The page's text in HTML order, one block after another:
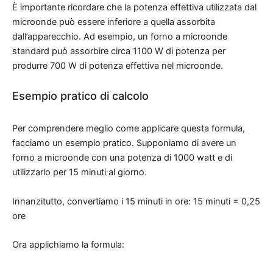
È importante ricordare che la potenza effettiva utilizzata dal
microonde può essere inferiore a quella assorbita
dall’apparecchio. Ad esempio, un forno a microonde
standard può assorbire circa 1100 W di potenza per
produrre 700 W di potenza effettiva nel microonde.
Esempio pratico di calcolo
Per comprendere meglio come applicare questa formula,
facciamo un esempio pratico. Supponiamo di avere un
forno a microonde con una potenza di 1000 watt e di
utilizzarlo per 15 minuti al giorno.
Innanzitutto, convertiamo i 15 minuti in ore: 15 minuti = 0,25
ore
Ora applichiamo la formula: